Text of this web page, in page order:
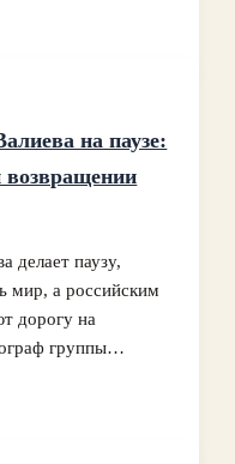
на паузе:
возвращении
делает паузу,
мир, а российским
дорогу на
группы…